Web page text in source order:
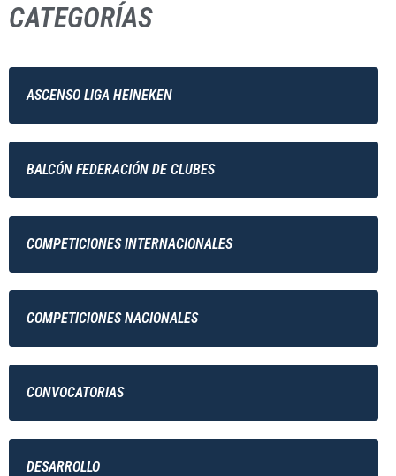
CATEGORÍAS
ASCENSO LIGA HEINEKEN
BALCÓN FEDERACIÓN DE CLUBES
COMPETICIONES INTERNACIONALES
COMPETICIONES NACIONALES
CONVOCATORIAS
DESARROLLO